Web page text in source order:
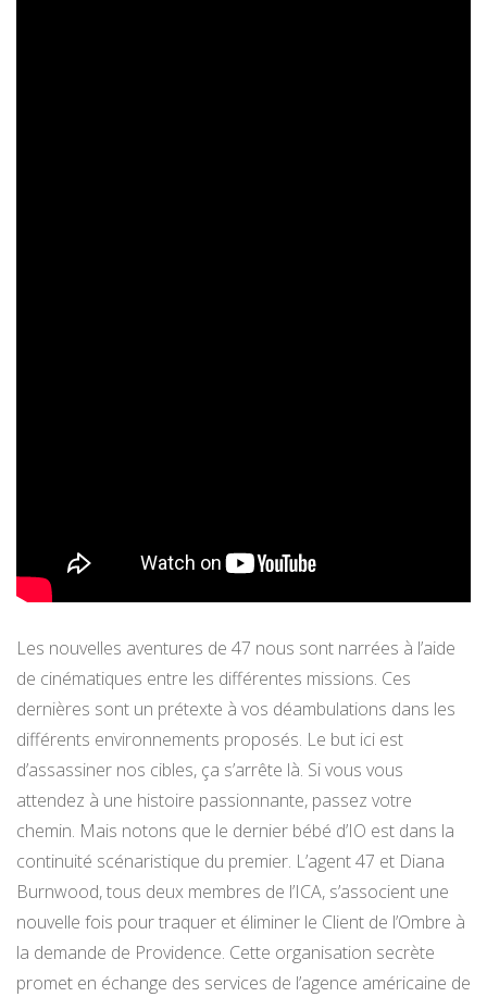
Les nouvelles aventures de 47 nous sont narrées à l’aide
de cinématiques entre les différentes missions. Ces
dernières sont un prétexte à vos déambulations dans les
différents environnements proposés. Le but ici est
d’assassiner nos cibles, ça s’arrête là. Si vous vous
attendez à une histoire passionnante, passez votre
chemin. Mais notons que le dernier bébé d’IO est dans la
continuité scénaristique du premier. L’agent 47 et Diana
Burnwood, tous deux membres de l’ICA, s’associent une
nouvelle fois pour traquer et éliminer le Client de l’Ombre à
la demande de Providence. Cette organisation secrète
promet en échange des services de l’agence américaine de